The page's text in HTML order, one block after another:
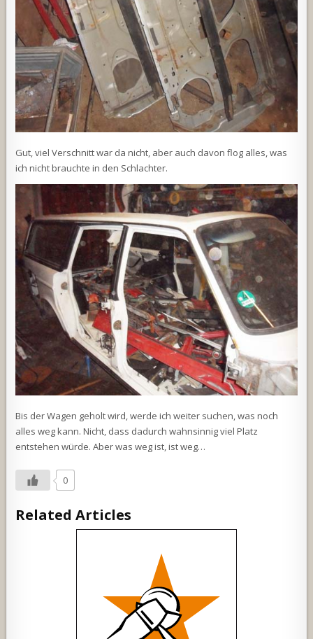
Gut, viel Verschnitt war da nicht, aber auch davon flog alles, was
ich nicht brauchte in den Schlachter.
Bis der Wagen geholt wird, werde ich weiter suchen, was noch
alles weg kann. Nicht, dass dadurch wahnsinnig viel Platz
entstehen würde. Aber was weg ist, ist weg…
0
Related Articles